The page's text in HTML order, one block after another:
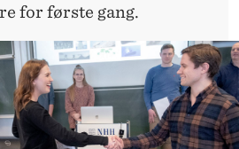
for første gang.